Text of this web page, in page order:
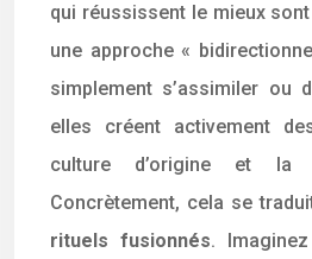
qui réussissent le mieux
une approche «
simplement s’assimiler ou
elles créent activement
culture d’origine et la
Concrètement, cela se
rituels fusionnés.